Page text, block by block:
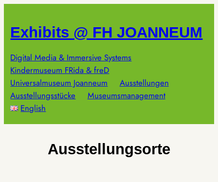
springen
Exhibits @ FH JOANNEUM
Digital Media & Immersive Systems
Kindermuseum FRida & freD
Universalmuseum Joanneum
Ausstellungen
Ausstellungsstücke
Museumsmanagement
English
Ausstellungsorte